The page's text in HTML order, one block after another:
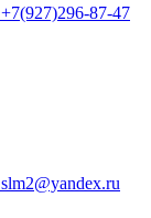
+7(927)296-87-47
slm2@yandex.ru